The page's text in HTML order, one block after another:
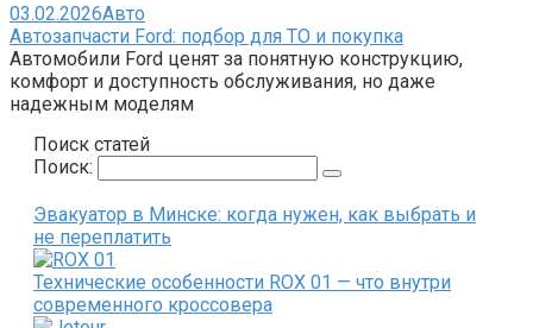
03.02.2026Авто
Автозапчасти Ford: подбор для ТО и покупка
Автомобили Ford ценят за понятную конструкцию,
комфорт и доступность обслуживания, но даже
надежным моделям
Поиск статей
Поиск:
Эвакуатор в Минске: когда нужен, как выбрать и
не переплатить
Технические особенности ROX 01 — что внутри
современного кроссовера